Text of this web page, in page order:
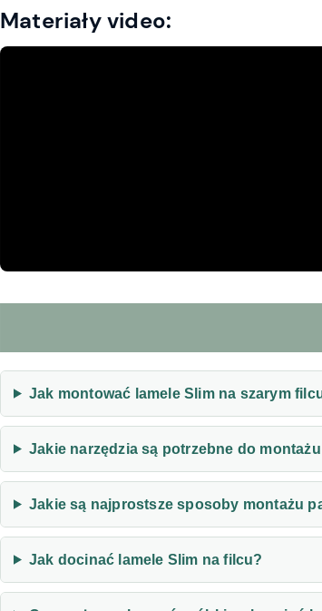
Materiały video:
Jak montować lamele Slim na szarym
Jakie narzędzia są potrzebne do
Jakie są najprostsze sposoby montażu
Jak docinać lamele Slim na filcu?